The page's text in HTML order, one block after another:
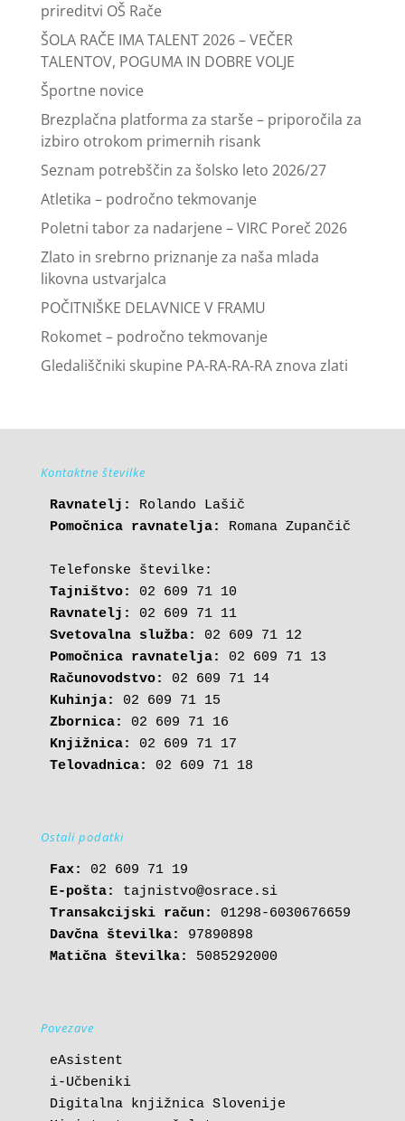
prireditvi OŠ Rače
ŠOLA RAČE IMA TALENT 2026 – VEČER
TALENTOV, POGUMA IN DOBRE VOLJE
Športne novice
Brezplačna platforma za starše – priporočila za
izbiro otrokom primernih risank
Seznam potrebščin za šolsko leto 2026/27
Atletika – področno tekmovanje
Poletni tabor za nadarjene – VIRC Poreč 2026
Zlato in srebrno priznanje za naša mlada
likovna ustvarjalca
POČITNIŠKE DELAVNICE V FRAMU
Rokomet – področno tekmovanje
Gledališčniki skupine PA-RA-RA-RA znova zlati
Kontaktne številke
Ravnatelj:
Pomočnica ravnatelja:
Romana Zupančič
Tajništvo:
Ravnatelj:
02 609 71 11
Svetovalna služba:
Pomočnica ravnatelja:
Računovodstvo:
02 609 71 14
Kuhinja:
Zbornica:
Knjižnica:
Telovadnica:
02 609 71 18
Ostali podatki
Fax:
E-pošta: tajnistvo@osrace.si
Transakcijski račun:
Davčna številka:
Matična številka:
5085292000
Povezave
eAsistent
i-Učbeniki
Digitalna knjižnica Slovenije